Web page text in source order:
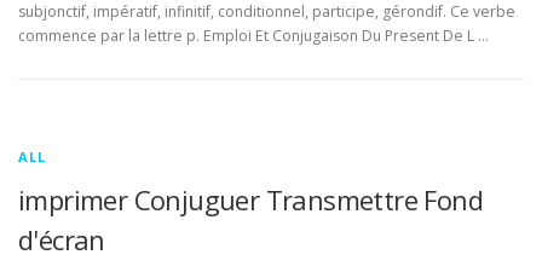
subjonctif, impératif, infinitif, conditionnel, participe, gérondif. Ce verbe
commence par la lettre p. Emploi Et Conjugaison Du Present De L …
ALL
imprimer Conjuguer Transmettre Fond
d'écran